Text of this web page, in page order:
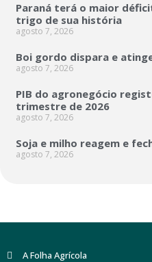
Paraná terá o maior
trigo de sua história
agosto 7, 2026
Boi gordo dispara e
agosto 7, 2026
PIB do agronegócio
trimestre de 2026
agosto 7, 2026
Soja e milho reagem e
agosto 7, 2026
A Folha Agrícola